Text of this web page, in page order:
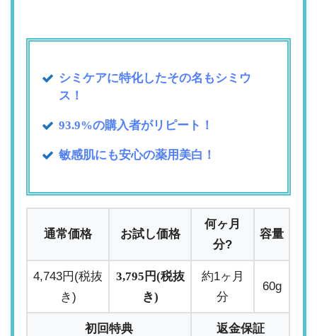
シミケアに特化したその名もシミウ
ス！
93.9%の購入者がリピート！
敏感肌にも安心の薬用美白！
通常価格 お試し価格
何ヶ月
分?
容量
4,743円(税抜
き)
3,795円(税抜
き)
約1ヶ月
分
60g
初回特典 返金保証